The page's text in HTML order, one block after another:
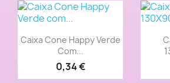
Vista rápida
Caixa Cone Happy Verde
Com...
0,34 €